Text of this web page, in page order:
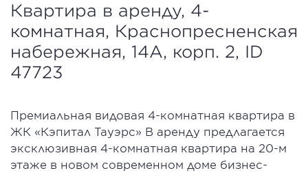
Квартира в аренду, 4-
комнатная, Краснопресненская
набережная, 14A, корп. 2, ID
47723
Премиальная видовая 4-комнатная квартира в
ЖК «Кэпитал Тауэрс» В аренду предлагается
эксклюзивная 4-комнатная квартира на 20-м
этаже в новом современном доме бизнес-